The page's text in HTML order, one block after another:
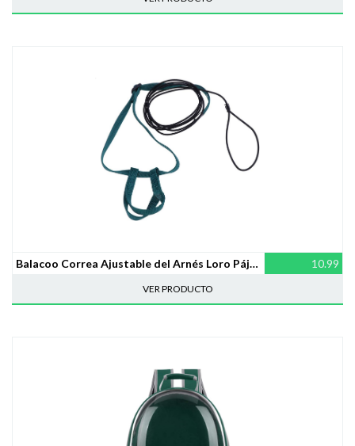
Balacoo Correa Ajustable del Arnés Loro Pájaro Mascota para Caminar al Aire Libre (Color al Azar) 10.99
VER PRODUCTO